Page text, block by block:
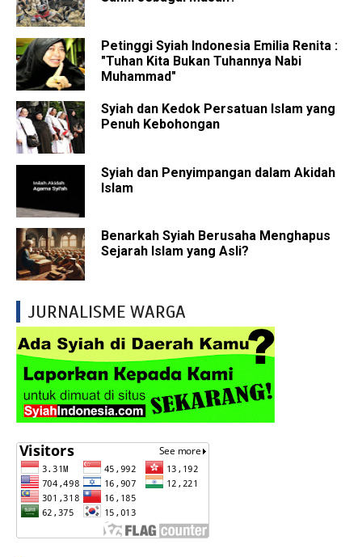
Petinggi Syiah Indonesia Emilia Renita :
"Tuhan Kita Bukan Tuhannya Nabi
Muhammad"
Syiah dan Kedok Persatuan Islam yang
Penuh Kebohongan
Syiah dan Penyimpangan dalam Akidah
Islam
Benarkah Syiah Berusaha Menghapus
Sejarah Islam yang Asli?
JURNALISME WARGA